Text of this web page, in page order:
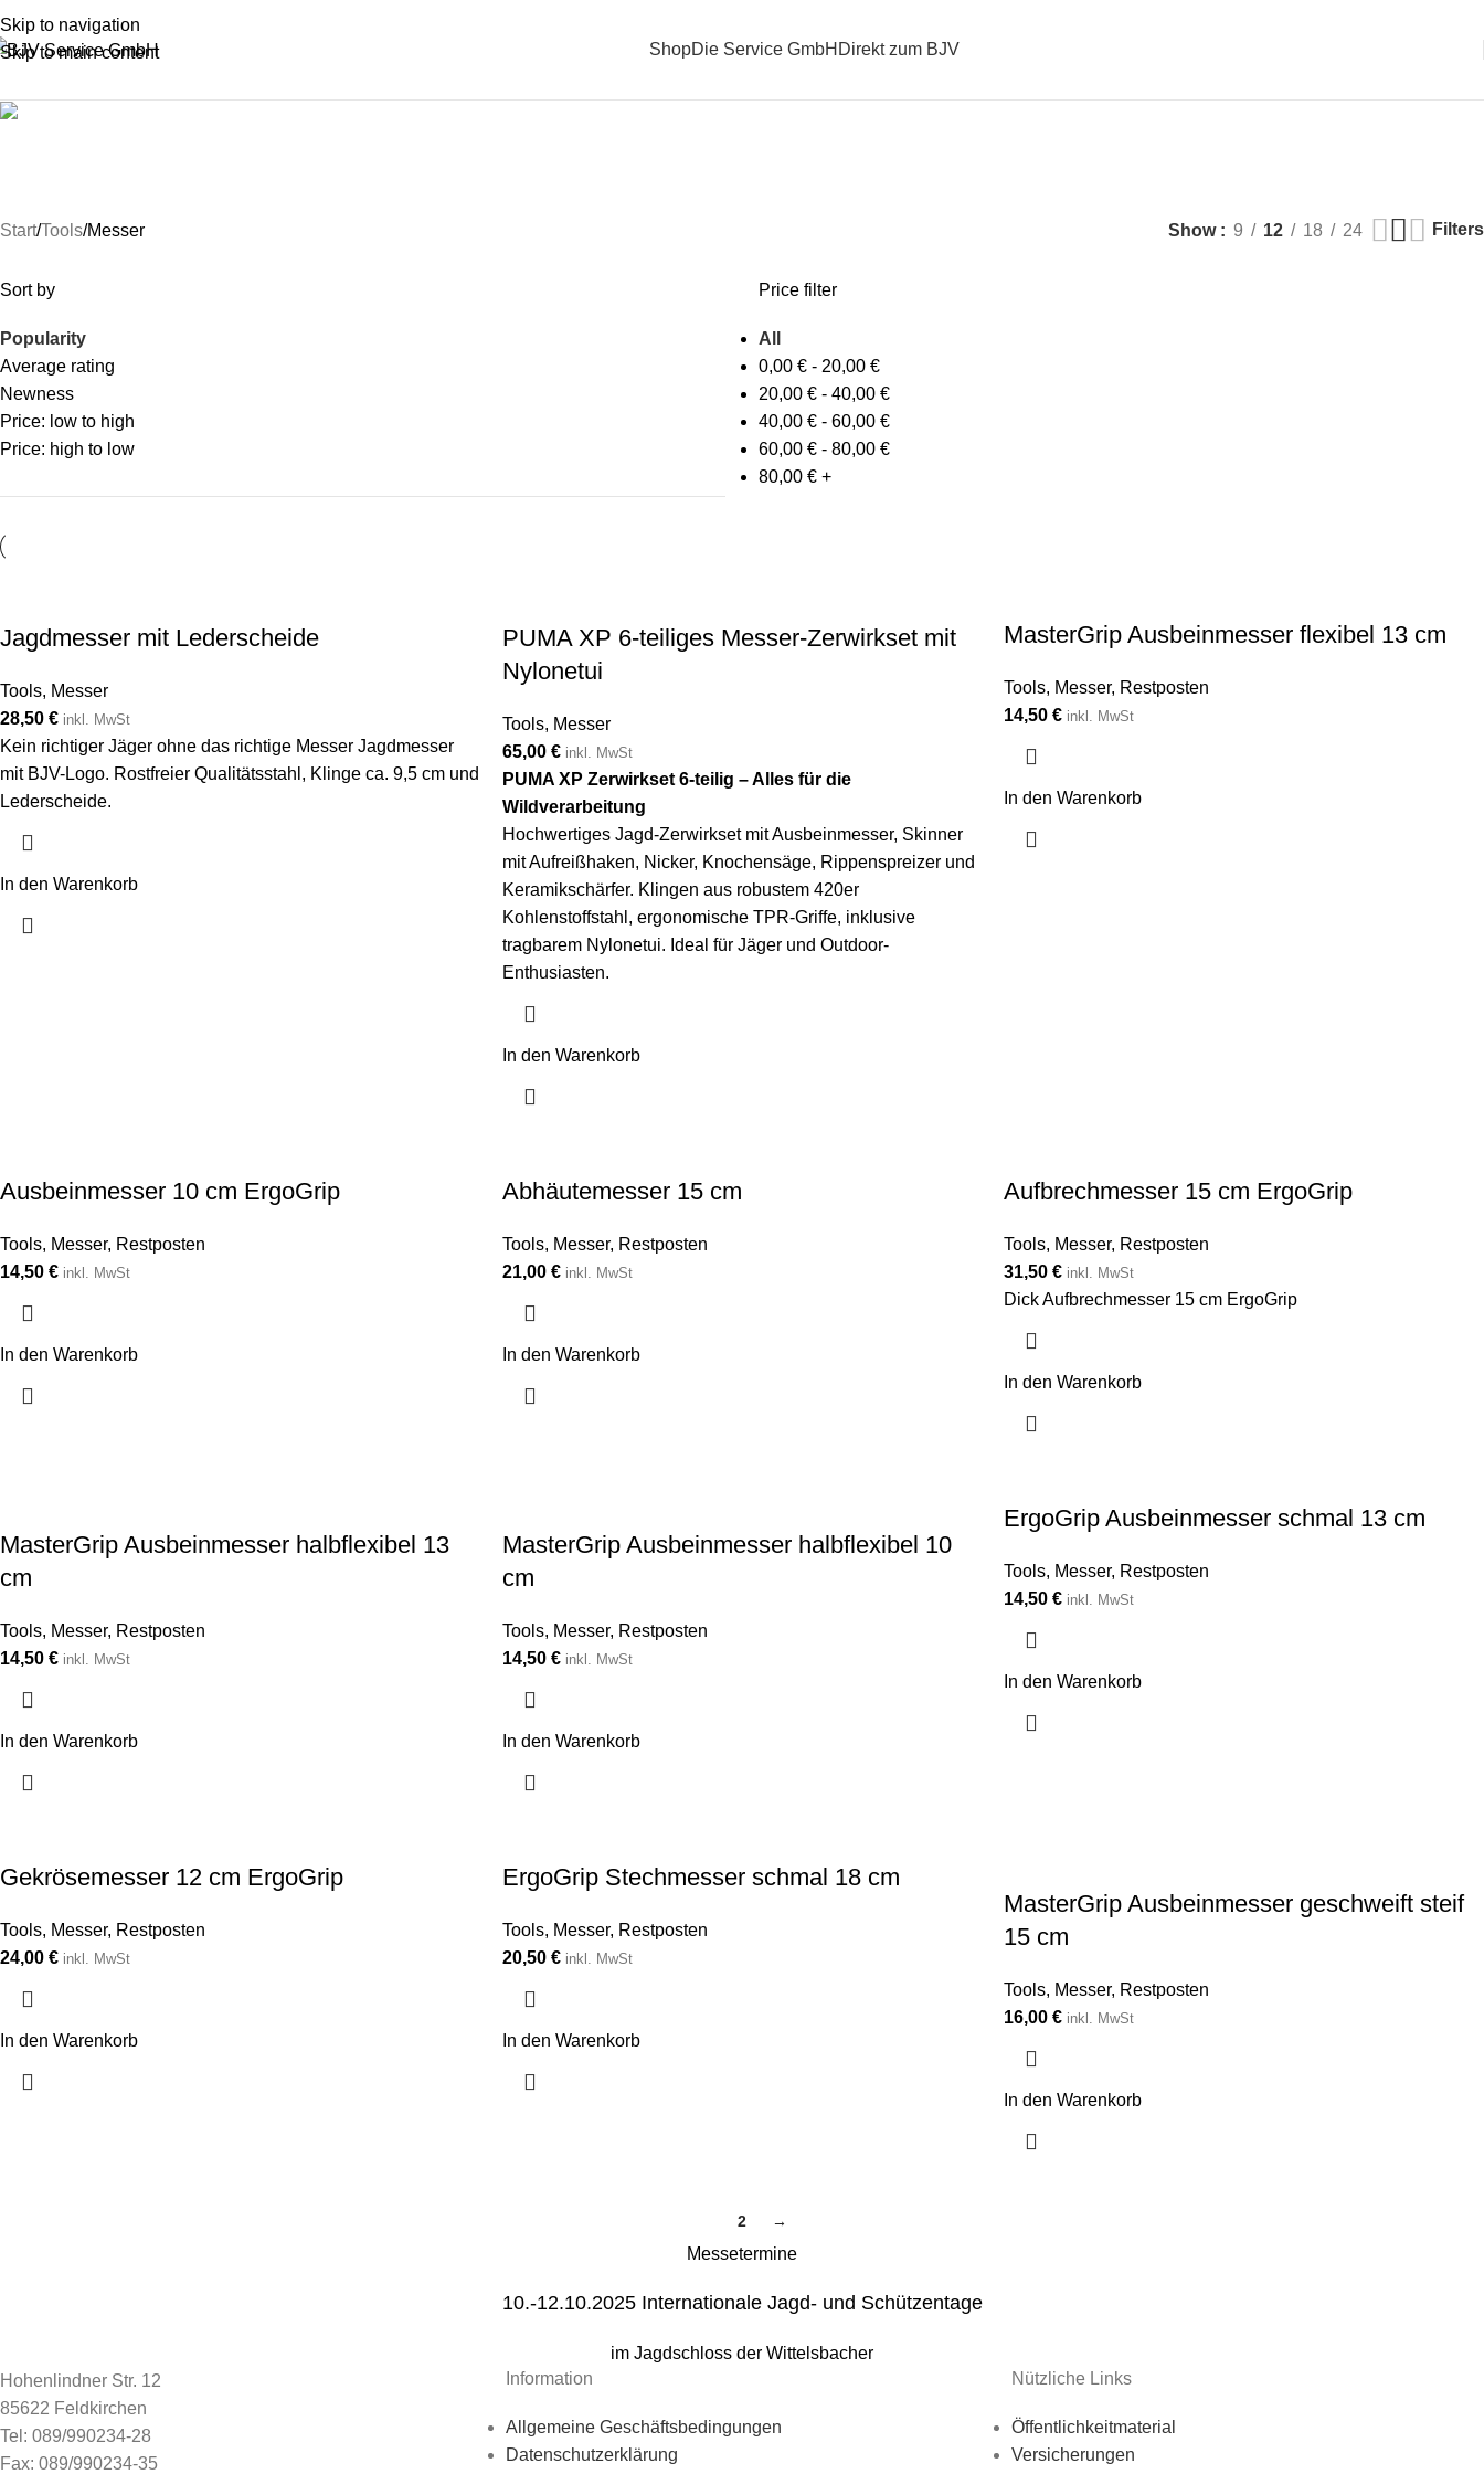
Skip to navigation
Skip to main content
ShopDie Service GmbH Direkt zum BJV
Start Tools Messer Show 9 12 18 24 Filters
Sort by
Popularity
Average rating
Newness
Price: low to high
Price: high to low
Price filter
All
0,00 € - 20,00 €
20,00 € - 40,00 €
40,00 € - 60,00 €
60,00 € - 80,00 €
80,00 € +
Jagdmesser mit Lederscheide
Tools, Messer
28,50 € inkl. MwSt
Kein richtiger Jäger ohne das richtige Messer Jagdmesser
mit BJV-Logo. Rostfreier Qualitätsstahl, Klinge ca. 9,5 cm und
Lederscheide.
In den Warenkorb
PUMA XP 6-teiliges Messer-Zerwirkset mit
Nylonetui
Tools, Messer
65,00 € inkl. MwSt
PUMA XP Zerwirkset 6-teilig – Alles für die
Wildverarbeitung
Hochwertiges Jagd-Zerwirkset mit Ausbeinmesser, Skinner
mit Aufreißhaken, Nicker, Knochensäge, Rippenspreizer und
Keramikschärfer. Klingen aus robustem 420er
Kohlenstoffstahl, ergonomische TPR-Griffe, inklusive
tragbarem Nylonetui. Ideal für Jäger und Outdoor-
Enthusiasten.
In den Warenkorb
MasterGrip Ausbeinmesser flexibel 13 cm
Tools, Messer, Restposten
14,50€ inkl. MwSt
In den Warenkorb
Ausbeinmesser 10 cm ErgoGrip
Tools, Messer, Restposten
14,50 € inkl. MwSt
In den Warenkorb
Abhäutemesser 15 cm
Tools, Messer, Restposten
21,00 € inkl. MwSt
In den Warenkorb
Aufbrechmesser 15 cm ErgoGrip
Tools, Messer, Restposten
31,50€ inkl. MwSt
Dick Aufbrechmesser 15 cm ErgoGrip
In den Warenkorb
MasterGrip Ausbeinmesser halbflexibel 13
cm
Tools, Messer, Restposten
14,50 € inkl. MwSt
In den Warenkorb
MasterGrip Ausbeinmesser halbflexibel 10
cm
Tools, Messer, Restposten
14,50 € inkl. MwSt
In den Warenkorb
ErgoGrip Ausbeinmesser schmal 13 cm
Tools, Messer, Restposten
14,50€ inkl. MwSt
In den Warenkorb
Gekrösemesser 12 cm ErgoGrip
Tools, Messer, Restposten
24,00 € inkl. MwSt
In den Warenkorb
ErgoGrip Stechmesser schmal 18 cm
Tools, Messer, Restposten
20,50 € inkl. MwSt
In den Warenkorb
MasterGrip Ausbeinmesser geschweift steif
15 cm
Tools, Messer, Restposten
16,00€ inkl. MwSt
In den Warenkorb
2 →
Messetermine
10.-12.10.2025 Internationale Jagd- und Schützentage
im Jagdschloss der Wittelsbacher
Hohenlindner Str. 12
85622 Feldkirchen
Tel: 089/990234-28
Fax: 089/990234-35
Information
Allgemeine Geschäftsbedingungen
Datenschutzerklärung
Nützliche Links
Öffentlichkeitmaterial
Versicherungen